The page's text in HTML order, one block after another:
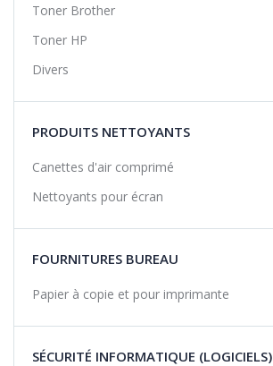
Toner Brother
Toner HP
Divers
PRODUITS NETTOYANTS
Canettes d'air comprimé
Nettoyants pour écran
FOURNITURES BUREAU
Papier à copie et pour imprimante
SÉCURITÉ INFORMATIQUE (LOGICIELS)